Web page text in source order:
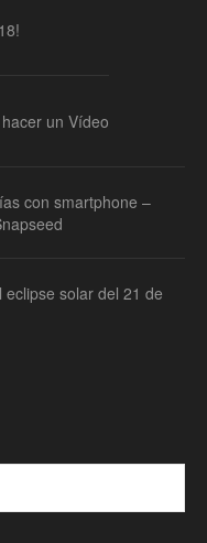
un Vídeo
con smartphone –
solar del 21 de